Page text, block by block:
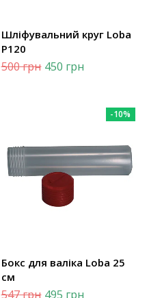
Шліфувальний круг Loba
Р120
500грн 450 грн
-10%
Бокс для валіка Loba 25
см
547грн 495 грн